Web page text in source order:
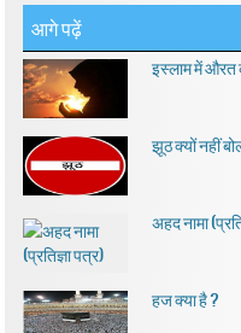
आगे पढ़ें
इस्लाम में औरत
झूठ क्यों नहीं
अहद नामा
हज क्या है ?